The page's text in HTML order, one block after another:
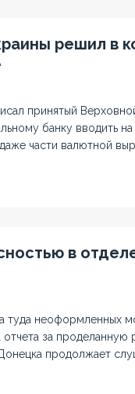
решил в
принятый
банку вводить
части валютной
в
туда неоформленных
за проделанную
продолжает